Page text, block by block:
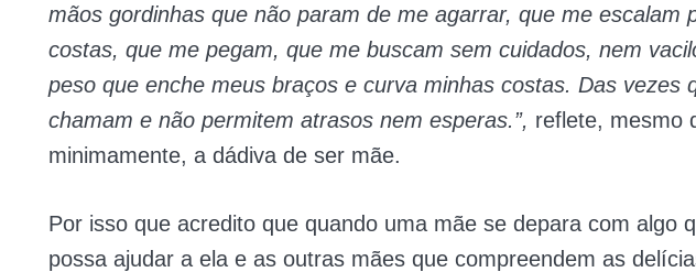
mãos gordinhas que não param de me agarrar, que me escalam
costas, que me pegam, que me buscam sem cuidados, nem
peso que enche meus braços e curva minhas costas. Das vezes
chamam e não permitem atrasos nem esperas.”, reflete, mesmo
minimamente, a dádiva de ser mãe.
Por isso que acredito que quando uma mãe se depara com algo
possa ajudar a ela e as outras mães que compreendem as